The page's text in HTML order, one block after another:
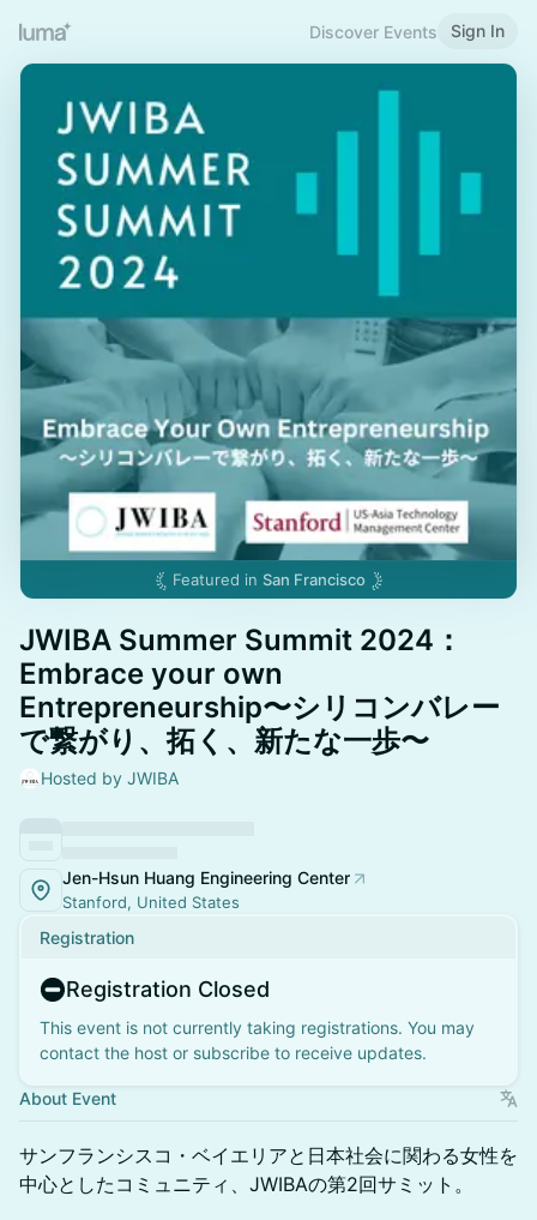
Discover Events Sign In
Featured in San Francisco
JWIBA Summer Summit 2024：
Embrace your own
Entrepreneurship〜シリコンバレー
で繋がり、拓く、新たな一歩〜
Hosted by JWIBA
Jen-Hsun Huang Engineering Center
Stanford, United States
Registration
Registration Closed
This event is not currently taking registrations. You may
contact the host or subscribe to receive updates.
About Event
サンフランシスコ・ベイエリアと日本社会に関わる女性を
中心としたコミュニティ、JWIBAの第2回サミット。